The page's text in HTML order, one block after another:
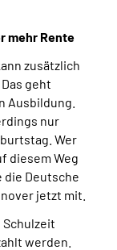
mehr Rente
zusätzlich
geht
Ausbildung.
nur
Wer
diesem Weg
die Deutsche
jetzt mit.
werden.